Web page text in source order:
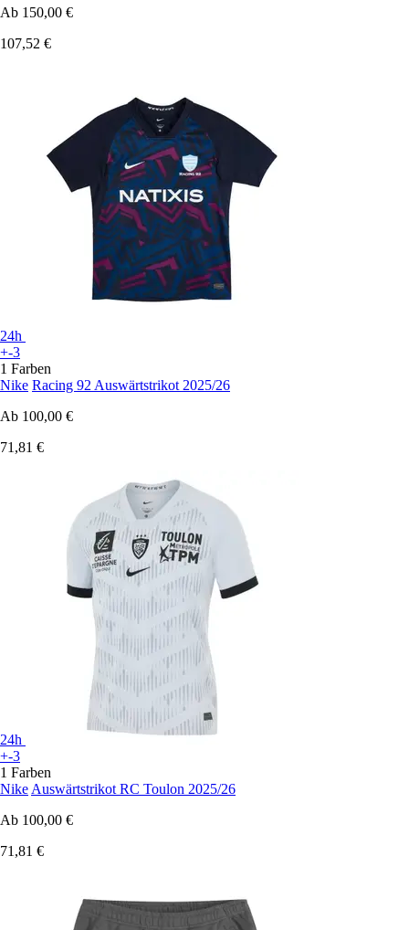
Ab 150,00 €
107,52 €
24h
+-3
1 Farben
Nike Racing 92 Auswärtstrikot 2025/26
Ab 100,00 €
71,81 €
24h
+-3
1 Farben
Nike Auswärtstrikot RC Toulon 2025/26
Ab 100,00 €
71,81 €